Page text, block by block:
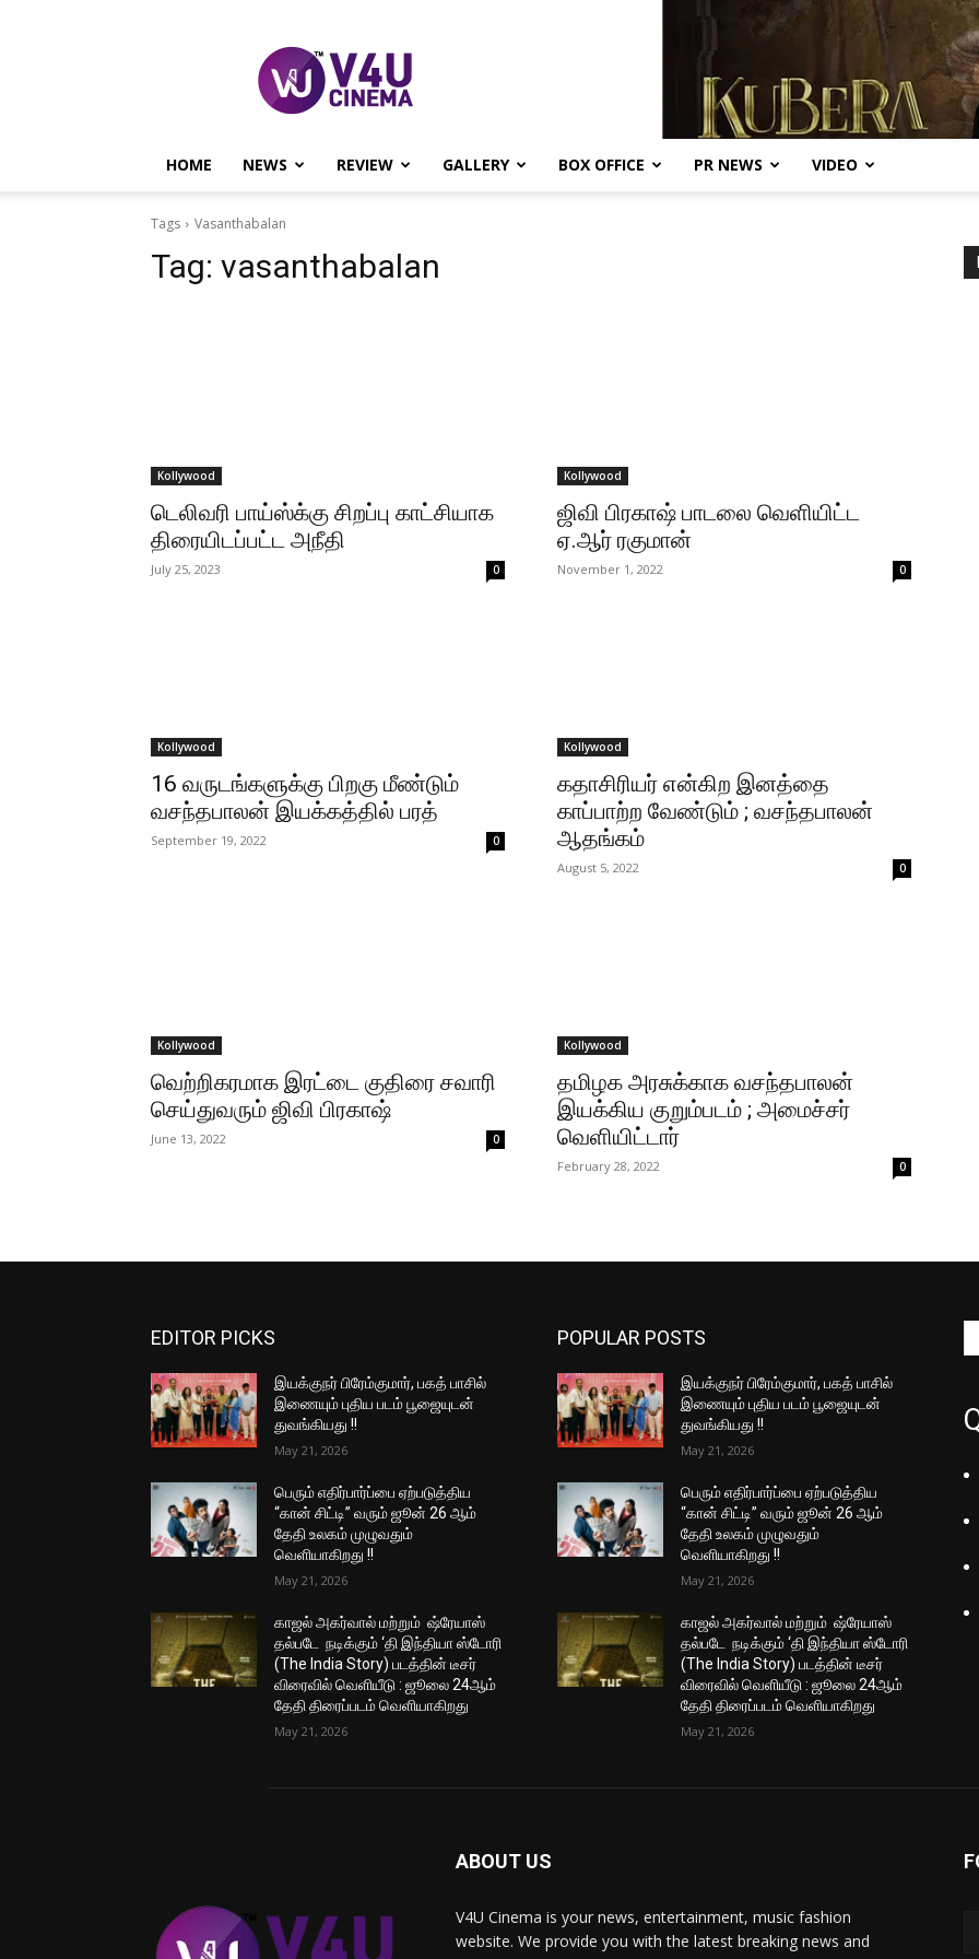
CINEMA
HOME NEWS REVIEW GALLERY BOX OFFICE PR NEWS VIDEO
Tags Vasanthabalan
Tag: vasanthabalan
Kollywood
டெலிவரி பாய்ஸ்க்கு சிறப்பு காட்சியாக
திரையிடப்பட்ட அநீதி
July 25, 2023 0
Kollywood
ஜிவி பிரகாஷ் பாடலை வெளியிட்ட
ஏ.ஆர் ரகுமான்
November 1, 2022 0
Kollywood
16 வருடங்களுக்கு பிறகு மீண்டும்
வசந்தபாலன் இயக்கத்தில் பரத்
September 19, 2022 0
Kollywood
கதாசிரியர் என்கிற இனத்தை
காப்பாற்ற வேண்டும் ; வசந்தபாலன்
ஆதங்கம்
August 5, 2022 0
Kollywood
வெற்றிகரமாக இரட்டை குதிரை சவாரி
செய்துவரும் ஜிவி பிரகாஷ்
June 13, 2022 0
Kollywood
தமிழக அரசுக்காக வசந்தபாலன்
இயக்கிய குறும்படம் ; அமைச்சர்
வெளியிட்டார்
February 28, 2022 0
EDITOR PICKS
இயக்குநர் பிரேம்குமார், பகத் பாசில்
இணையும் புதிய படம் பூஜையுடன்
துவங்கியது !!
May 21, 2026
பெரும் எதிர்பார்ப்பை ஏற்படுத்திய
“கான் சிட்டி” வரும் ஜூன் 26 ஆம்
தேதி உலகம் முழுவதும்
வெளியாகிறது !!
May 21, 2026
காஜல் அகர்வால் மற்றும் ஷ்ரேயாஸ்
தல்படே நடிக்கும் ‘தி இந்தியா ஸ்டோரி
(The India Story) படத்தின் டீசர்
விரைவில் வெளியீடு : ஜூலை 24ஆம்
தேதி திரைப்படம் வெளியாகிறது
May 21, 2026
POPULAR POSTS
இயக்குநர் பிரேம்குமார், பகத் பாசில்
இணையும் புதிய படம் பூஜையுடன்
துவங்கியது !!
May 21, 2026
பெரும் எதிர்பார்ப்பை ஏற்படுத்திய
“கான் சிட்டி” வரும் ஜூன் 26 ஆம்
தேதி உலகம் முழுவதும்
வெளியாகிறது !!
May 21, 2026
காஜல் அகர்வால் மற்றும் ஷ்ரேயாஸ்
தல்படே நடிக்கும் ‘தி இந்தியா ஸ்டோரி
(The India Story) படத்தின் டீசர்
விரைவில் வெளியீடு : ஜூலை 24ஆம்
தேதி திரைப்படம் வெளியாகிறது
May 21, 2026
ABOUT US
V4U Cinema is your news, entertainment, music fashion
website. We provide you with the latest breaking news and